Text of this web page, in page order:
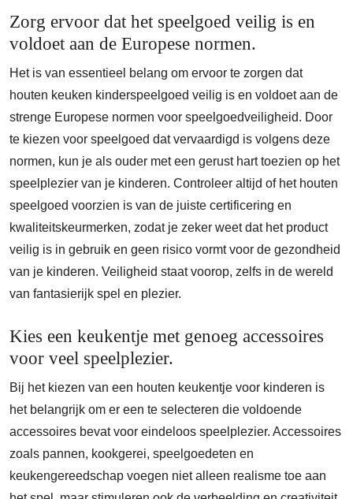
Zorg ervoor dat het speelgoed veilig is en
voldoet aan de Europese normen.
Het is van essentieel belang om ervoor te zorgen dat
houten keuken kinderspeelgoed veilig is en voldoet aan de
strenge Europese normen voor speelgoedveiligheid. Door
te kiezen voor speelgoed dat vervaardigd is volgens deze
normen, kun je als ouder met een gerust hart toezien op het
speelplezier van je kinderen. Controleer altijd of het houten
speelgoed voorzien is van de juiste certificering en
kwaliteitskeurmerken, zodat je zeker weet dat het product
veilig is in gebruik en geen risico vormt voor de gezondheid
van je kinderen. Veiligheid staat voorop, zelfs in de wereld
van fantasierijk spel en plezier.
Kies een keukentje met genoeg accessoires
voor veel speelplezier.
Bij het kiezen van een houten keukentje voor kinderen is
het belangrijk om er een te selecteren die voldoende
accessoires bevat voor eindeloos speelplezier. Accessoires
zoals pannen, kookgerei, speelgoedeten en
keukengereedschap voegen niet alleen realisme toe aan